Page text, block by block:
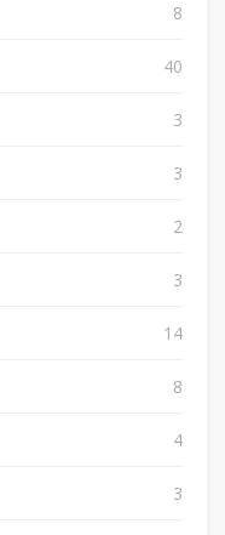
8
40
3
3
2
3
14
8
4
3